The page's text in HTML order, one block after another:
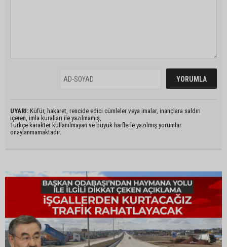
UYARI: Küfür, hakaret, rencide edici cümleler veya imalar, inançlara saldırı
içeren, imla kuralları ile yazılmamış,
Türkçe karakter kullanılmayan ve büyük harflerle yazılmış yorumlar
onaylanmamaktadır.